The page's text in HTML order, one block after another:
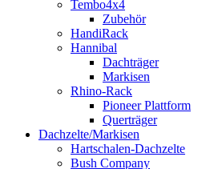
Tembo4x4
Zubehör
HandiRack
Hannibal
Dachträger
Markisen
Rhino-Rack
Pioneer Plattform
Querträger
Dachzelte/Markisen
Hartschalen-Dachzelte
Bush Company